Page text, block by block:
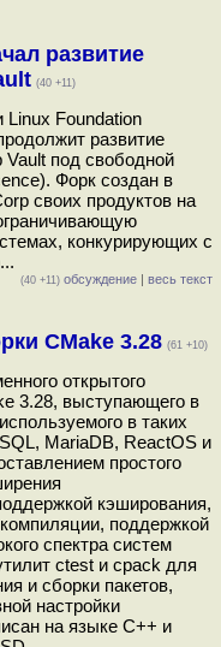
развитие
(40 +11)
Linux Foundation
развитие
под свободной
Форк создан в
своих продуктов на
конкурирующих с
(40 +11) обсуждение | весь текст
CMake 3.28 (61 +10)
открытого
3.28, выступающего в
в таких
MariaDB, ReactOS и
простого
кэширования,
поддержкой
спектра систем
ctest и cpack для
и сборки пакетов,
настройки
на языке C++ и